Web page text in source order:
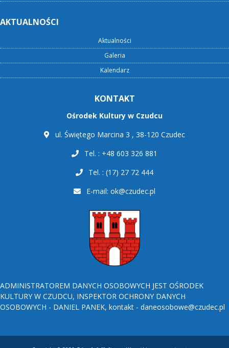
AKTUALNOŚCI
Aktualności
Galeria
Kalendarz
KONTAKT
Ośrodek Kultury w Czudcu
ul. Świętego Marcina 3 , 38-120 Czudec
Tel. : +48 603 326 881
Tel. : (17) 27 72 444
E-mail: ok@czudec.pl
ADMINISTRATOREM DANYCH OSOBOWYCH JEST OŚRODEK
KULTURY W CZUDCU, INSPEKTOR OCHRONY DANYCH
OSOBOWYCH - DANIEL PANEK, kontakt - daneosobowe@czudec.pl